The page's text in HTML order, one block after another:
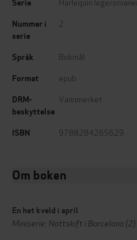
Serie
Nummer i
serie
2
Språk Bokmål
Format epub
DRM-
beskyttelse
Vannmerket
ISBN 9788284265629
Om boken
En het kveld i april
Miniserie: Nattskift i Barcelona (2)